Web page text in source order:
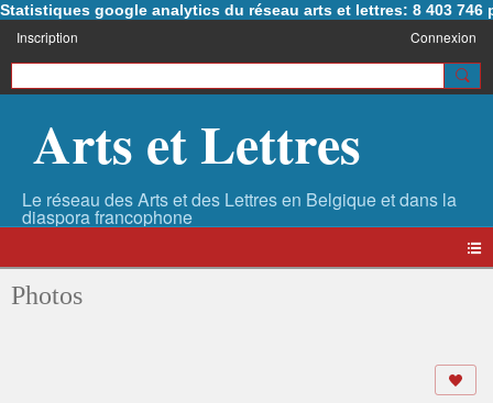
Statistiques google analytics du réseau arts et lettres: 8 403 746
Inscription Connexion
Arts et Lettres
Photos